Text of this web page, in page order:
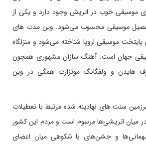
موسیقی خوب در اتریش وجود دارد و یکی از
تحصیل موسیقی محسوب می‌شود. وین مدت های
موسیقی اروپا شناخته می‌شود و منزلگاه
جهان است. آهنگ سازان مشهوری همچون
هایدن و ولفگانگ موتزارت همگی در وین
سنت های نهادینه شده مرتبط با تعطیلات
میان اتریشی‌ها مرسوم است و مردم این کشور
مهمانی‌ها و جشن‌های با شکوهی میان اعضای